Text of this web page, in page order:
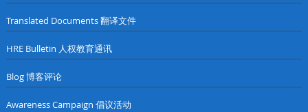
Translated Documents 翻译文件
HRE Bulletin 人权教育通讯
Blog 博客评论
Awareness Campaign 倡议活动